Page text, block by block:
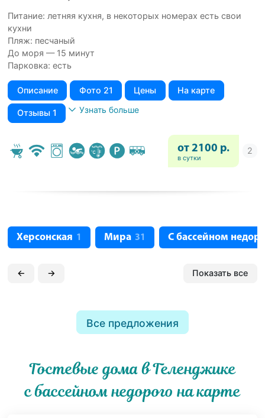
Питание: летняя кухня, в некоторых номерах есть свои
кухни
Пляж: песчаный
До моря — 15 минут
Парковка: есть
Описание Фото 21 Цены На карте
Отзывы 1 Узнать больше
от 2100 р.
в сутки
Херсонская 1 Мира 31 С бассейном
← → Показать все
Все предложения
Гостевые дома в Геленджике
с бассейном недорого на карте